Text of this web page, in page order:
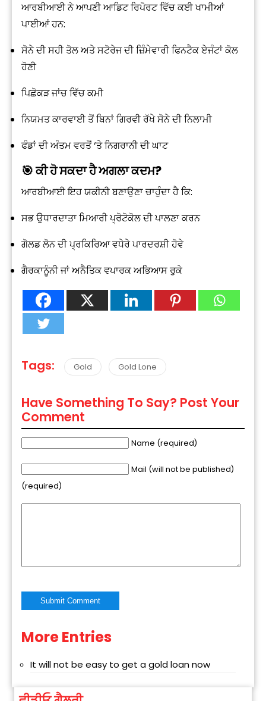
ਆਰਬੀਆਈ ਨੇ ਆਪਣੀ ਆਡਿਟ ਰਿਪੋਰਟ ਵਿੱਚ ਕਈ ਖਾਮੀਆਂ
ਪਾਈਆਂ ਹਨ:
ਸੋਨੇ ਦੀ ਸਹੀ ਤੋਲ ਅਤੇ ਸਟੋਰੇਜ ਦੀ ਜ਼ਿੰਮੇਵਾਰੀ ਫਿਨਟੈਕ ਏਜੰਟਾਂ ਕੋਲ
ਹੋਣੀ
ਪਿਛੋਕੜ ਜਾਂਚ ਵਿੱਚ ਕਮੀ
ਨਿਯਮਤ ਕਾਰਵਾਈ ਤੋਂ ਬਿਨਾਂ ਗਿਰਵੀ ਰੱਖੇ ਸੋਨੇ ਦੀ ਨਿਲਾਮੀ
ਫੰਡਾਂ ਦੀ ਅੰਤਮ ਵਰਤੋਂ ‘ਤੇ ਨਿਗਰਾਨੀ ਦੀ ਘਾਟ
🎯 ਕੀ ਹੋ ਸਕਦਾ ਹੈ ਅਗਲਾ ਕਦਮ?
ਆਰਬੀਆਈ ਇਹ ਯਕੀਨੀ ਬਣਾਉਣਾ ਚਾਹੁੰਦਾ ਹੈ ਕਿ:
ਸਭ ਉਧਾਰਦਾਤਾ ਮਿਆਰੀ ਪ੍ਰੋਟੋਕੋਲ ਦੀ ਪਾਲਣਾ ਕਰਨ
ਗੋਲਡ ਲੋਨ ਦੀ ਪ੍ਰਕਿਰਿਆ ਵਧੇਰੇ ਪਾਰਦਰਸ਼ੀ ਹੋਵੇ
ਗੈਰਕਾਨੂੰਨੀ ਜਾਂ ਅਨੈਤਿਕ ਵਪਾਰਕ ਅਭਿਆਸ ਰੁਕੇ
Tags: Gold Gold Lone
Have Something To Say? Post Your
Comment
Name (required)
Mail (will not be published)
(required)
Alternative:
More Entries
It will not be easy to get a gold loan now